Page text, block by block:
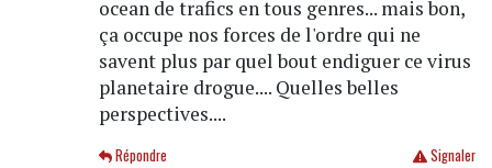
ocean de trafics en tous genres... mais bon,
ça occupe nos forces de l'ordre qui ne
savent plus par quel bout endiguer ce virus
planetaire drogue.... Quelles belles
perspectives....
Signaler
Répondre